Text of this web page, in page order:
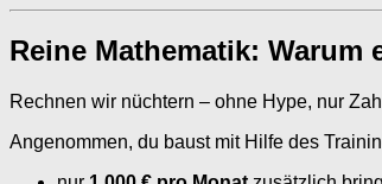
Reine Mathematik: Warum
Rechnen wir nüchtern – ohne Hype, nur
Angenommen, du baust mit Hilfe des